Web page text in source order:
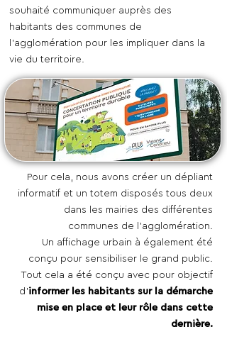
souhaité communiquer auprès des
habitants des communes de
l'agglomération pour les impliquer dans la
vie du territoire.
Pour cela, nous avons créer un dépliant
informatif et un totem disposés tous deux
dans les mairies des différentes
communes de l'agglomération.
Un affichage urbain à également été
conçu pour sensibiliser le grand public.
Tout cela a été conçu avec pour objectif
d'informer les habitants sur la démarche
mise en place et leur rôle dans cette
dernière.